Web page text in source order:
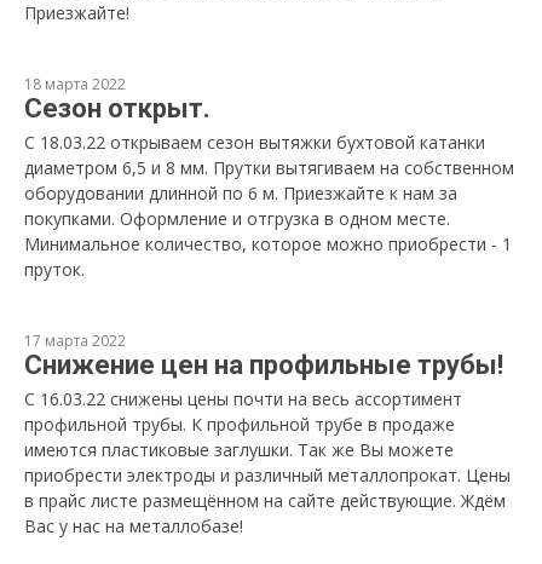
Приезжайте!
18 марта 2022
Сезон открыт.
С 18.03.22 открываем сезон вытяжки бухтовой катанки
диаметром 6,5 и 8 мм. Прутки вытягиваем на собственном
оборудовании длинной по 6 м. Приезжайте к нам за
покупками. Оформление и отгрузка в одном месте.
Минимальное количество, которое можно приобрести - 1
пруток.
17 марта 2022
Снижение цен на профильные трубы!
С 16.03.22 снижены цены почти на весь ассортимент
профильной трубы. К профильной трубе в продаже
имеются пластиковые заглушки. Так же Вы можете
приобрести электроды и различный металлопрокат. Цены
в прайс листе размещённом на сайте действующие. Ждём
Вас у нас на металлобазе!